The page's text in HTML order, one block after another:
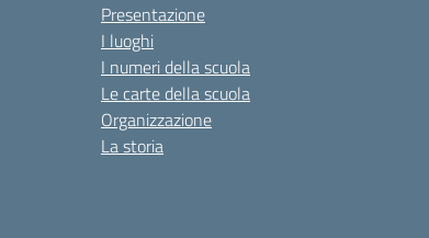
Presentazione
I luoghi
I numeri della scuola
Le carte della scuola
Organizzazione
La storia